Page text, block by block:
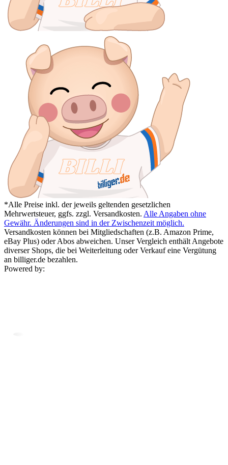
*Alle Preise inkl. der jeweils geltenden gesetzlichen
Mehrwertsteuer, ggfs. zzgl. Versandkosten. Alle Angaben ohne
Gewähr. Änderungen sind in der Zwischenzeit möglich.
Versandkosten können bei Mitgliedschaften (z.B. Amazon Prime,
eBay Plus) oder Abos abweichen. Unser Vergleich enthält Angebote
diverser Shops, die bei Weiterleitung oder Verkauf eine Vergütung
an billiger.de bezahlen.
Powered by: